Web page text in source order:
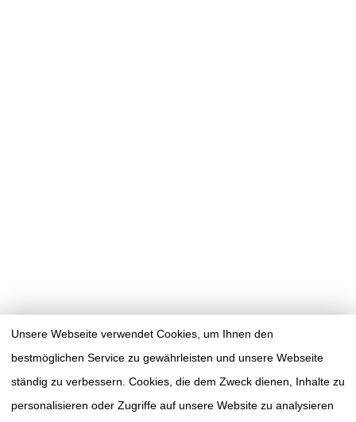
Unsere Webseite verwendet Cookies, um Ihnen den
bestmöglichen Service zu gewährleisten und unsere Webseite
ständig zu verbessern. Cookies, die dem Zweck dienen, Inhalte zu
personalisieren oder Zugriffe auf unsere Website zu analysieren